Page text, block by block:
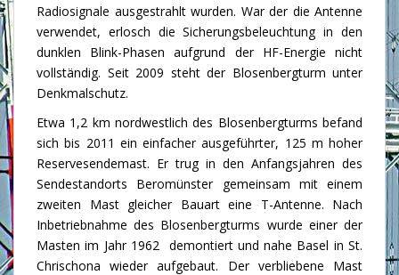
Radiosignale ausgestrahlt wurden. War der die Antenne
verwendet, erlosch die Sicherungsbeleuchtung in den
dunklen Blink-Phasen aufgrund der HF-Energie nicht
vollständig. Seit 2009 steht der Blosenbergturm unter
Denkmalschutz.
Etwa 1,2 km nordwestlich des Blosenbergturms befand
sich bis 2011 ein einfacher ausgeführter, 125 m hoher
Reservesendemast. Er trug in den Anfangsjahren des
Sendestandorts Beromünster gemeinsam mit einem
zweiten Mast gleicher Bauart eine T-Antenne. Nach
Inbetriebnahme des Blosenbergturms wurde einer der
Masten im Jahr 1962 demontiert und nahe Basel in St.
Chrischona wieder aufgebaut. Der verbliebene Mast